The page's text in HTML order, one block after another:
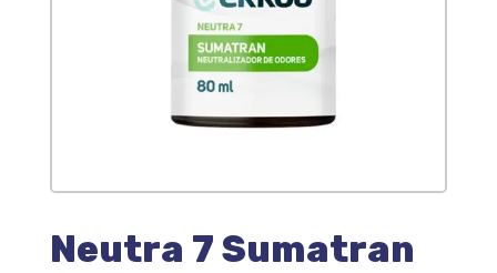
Neutra 7 Sumatran